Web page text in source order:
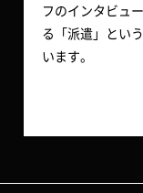
フのインタビュ
る「派遣」とい
います。